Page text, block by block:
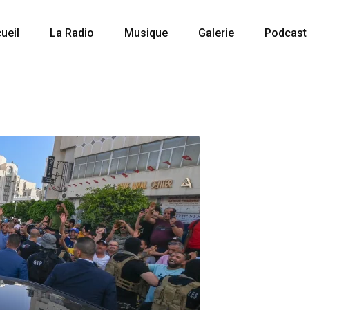
La Radio Musique Galerie Podcast